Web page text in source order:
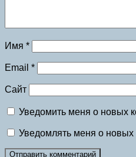
Имя *
Email *
Сайт
Уведомить меня о новых
Уведомлять меня о новых